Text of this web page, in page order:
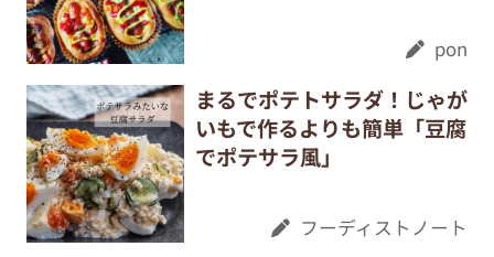
pon
まるでポテトサラダ！じゃが
いもで作るよりも簡単「豆腐
でポテサラ風」
フーディストノート